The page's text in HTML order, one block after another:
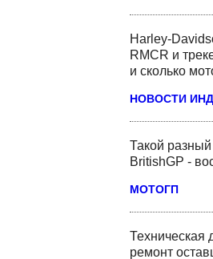
Harley-
RMCR и
и сколько
НОВОСТИ
Такой
BritishGP -
МОТОГП
Техническая
ремонт